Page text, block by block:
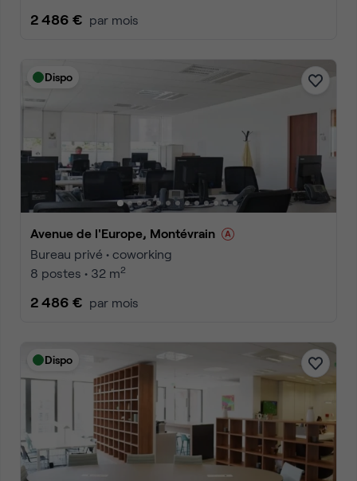
2 486 € par mois
Dispo
Avenue de l'Europe, Montévrain
Bureau privé • coworking
8 postes • 32 m2
2 486 € par mois
Dispo